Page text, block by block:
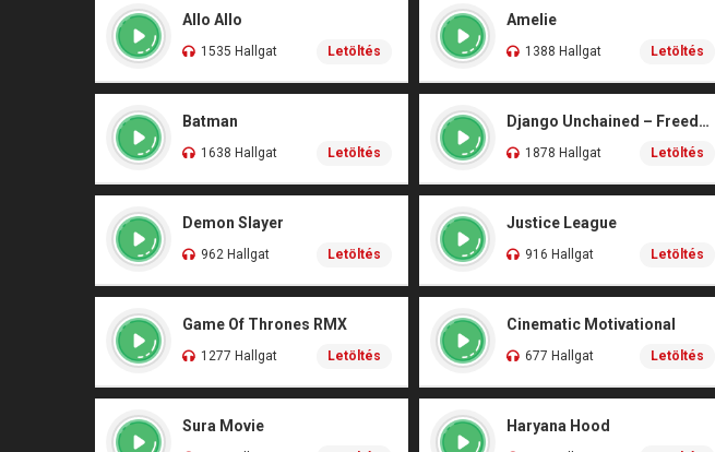
Allo Allo
1535 Hallgat Letöltés
Amelie
1388 Hallgat Letöltés
Batman
1638 Hallgat Letöltés
Django Unchained – Freedom
1878 Hallgat Letöltés
Demon Slayer
962 Hallgat Letöltés
Justice League
916 Hallgat Letöltés
Game Of Thrones RMX
1277 Hallgat Letöltés
Cinematic Motivational
677 Hallgat Letöltés
Sura Movie Haryana Hood